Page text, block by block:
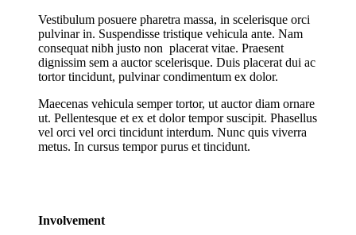
Vestibulum posuere pharetra massa, in scelerisque orci
pulvinar in. Suspendisse tristique vehicula ante. Nam
consequat nibh justo non placerat vitae. Praesent
dignissim sem a auctor scelerisque. Duis placerat dui ac
tortor tincidunt, pulvinar condimentum ex dolor.
Maecenas vehicula semper tortor, ut auctor diam ornare
ut. Pellentesque et ex et dolor tempor suscipit. Phasellus
vel orci vel orci tincidunt interdum. Nunc quis viverra
metus. In cursus tempor purus et tincidunt.
Involvement